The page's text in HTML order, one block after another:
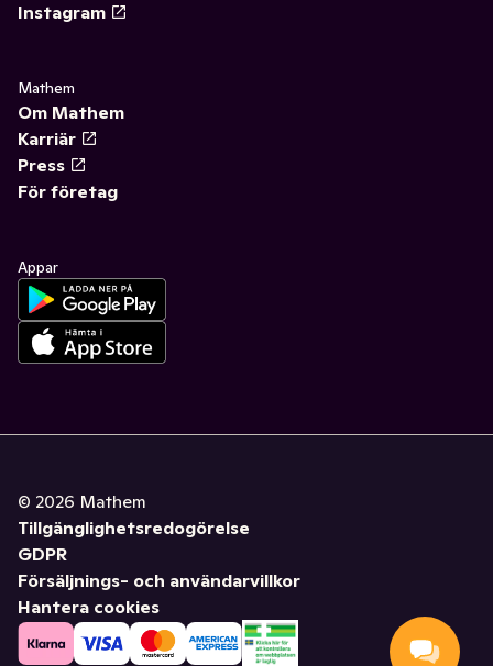
Instagram
Mathem
Om Mathem
Karriär
Press
För företag
Appar
© 2026 Mathem
Tillgänglighetsredogörelse
GDPR
Försäljnings- och användarvillkor
Hantera cookies